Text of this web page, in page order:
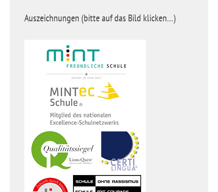
Auszeichnungen (bitte auf das Bild klicken…)